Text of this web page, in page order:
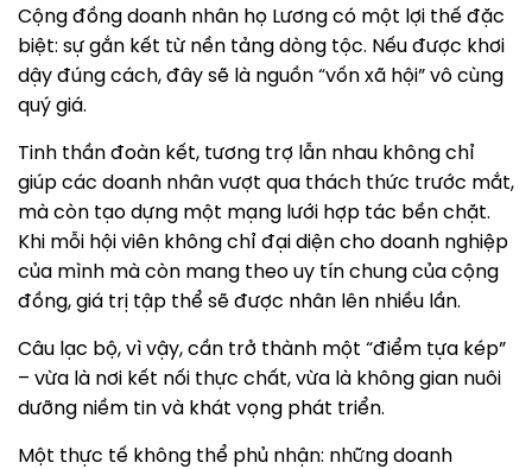
Cộng đồng doanh nhân họ Lương có một lợi thế đặc
biệt: sự gắn kết từ nền tảng dòng tộc. Nếu được khơi
dậy đúng cách, đây sẽ là nguồn “vốn xã hội” vô cùng
quý giá.
Tinh thần đoàn kết, tương trợ lẫn nhau không chỉ
giúp các doanh nhân vượt qua thách thức trước mắt,
mà còn tạo dựng một mạng lưới hợp tác bền chặt.
Khi mỗi hội viên không chỉ đại diện cho doanh nghiệp
của mình mà còn mang theo uy tín chung của cộng
đồng, giá trị tập thể sẽ được nhân lên nhiều lần.
Câu lạc bộ, vì vậy, cần trở thành một “điểm tựa kép”
– vừa là nơi kết nối thực chất, vừa là không gian nuôi
dưỡng niềm tin và khát vọng phát triển.
Một thực tế không thể phủ nhận: những doanh